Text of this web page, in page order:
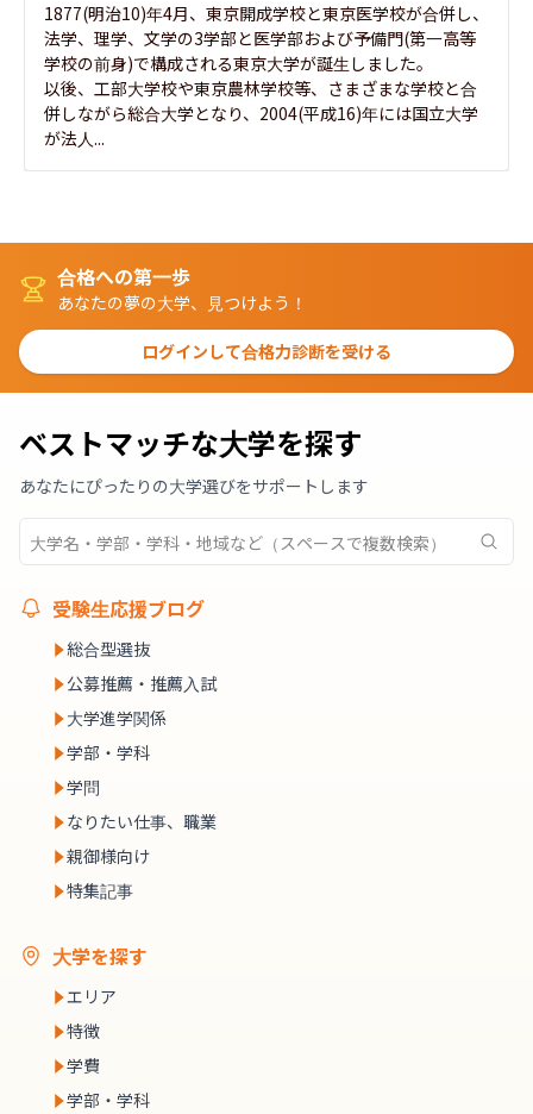
1877(明治10)年4月、東京開成学校と東京医学校が合併し、
法学、理学、文学の3学部と医学部および予備門(第一高等
学校の前身)で構成される東京大学が誕生しました。
以後、工部大学校や東京農林学校等、さまざまな学校と合
併しながら総合大学となり、2004(平成16)年には国立大学
が法人...
合格への第一歩
あなたの夢の大学、見つけよう！
ログインして合格力診断を受ける
ベストマッチな大学を探す
あなたにぴったりの大学選びをサポートします
受験生応援ブログ
総合型選抜
公募推薦・推薦入試
大学進学関係
学部・学科
学問
なりたい仕事、職業
親御様向け
特集記事
大学を探す
エリア
特徴
学費
学部・学科